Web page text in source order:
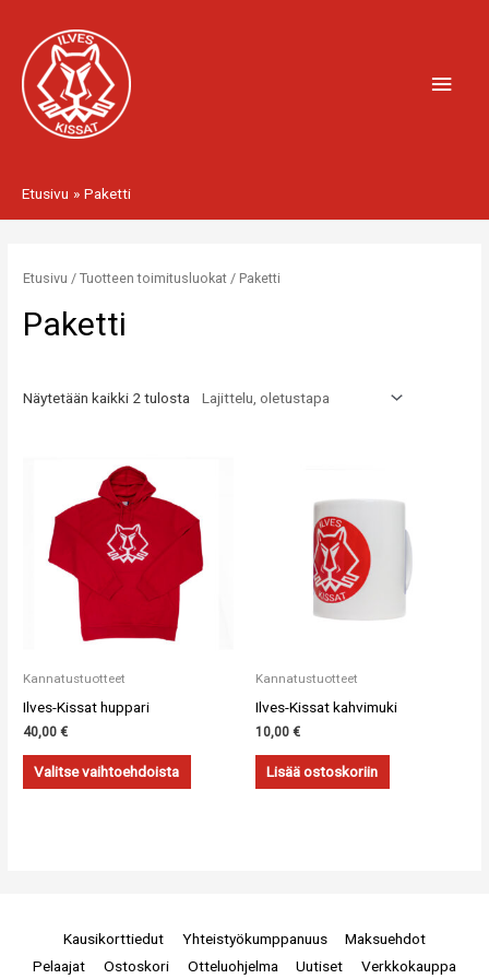
sisältöön
Etusivu Paketti
Etusivu / Tuotteen toimitusluokat / Paketti
Paketti
Näytetään kaikki 2 tulosta
Kannatustuotteet
Ilves-Kissat huppari
40,00€
Valitse vaihtoehdoista
Kannatustuotteet
Ilves-Kissat kahvimuki
10,00 €
Lisää ostoskoriin
Kausikorttiedut Yhteistyökumppanuus
Maksuehdot
Pelaajat
Ostoskori Otteluohjelma Uutiset Verkkokauppa